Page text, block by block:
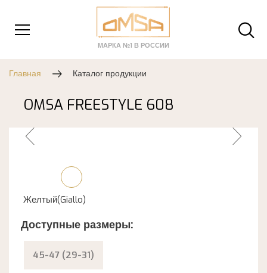
МАРКА №1 В РОССИИ
Главная Каталог продукции
OMSA FREESTYLE 608
Желтый(Giallo)
Доступные размеры:
45-47 (29-31)